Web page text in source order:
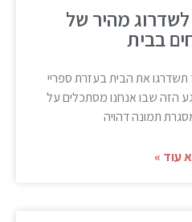
ספריי לכה 2X לשדרוג מהיר של
בבית
את הבית בעזרת ספריי
הזה שבו אנחנו מסתכלים על
תמונה דהויה
עוד »